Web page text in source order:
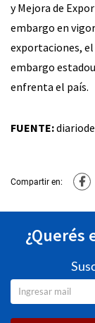
y Mejora de
embargo en
exportaciones,
embargo
enfrenta el país.
FUENTE:
Compartir en:
¿Querés